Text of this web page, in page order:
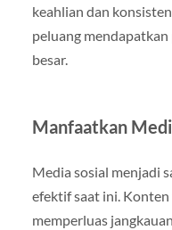
keahlian dan
peluang mendapatkan
besar.
Manfaatkan
Media sosial menjadi
efektif saat ini.
memperluas